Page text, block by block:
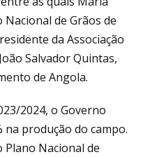
de Grãos de
da Associação
Salvador Quintas,
de Angola.
2024, o Governo
na produção do campo.
Plano Nacional de